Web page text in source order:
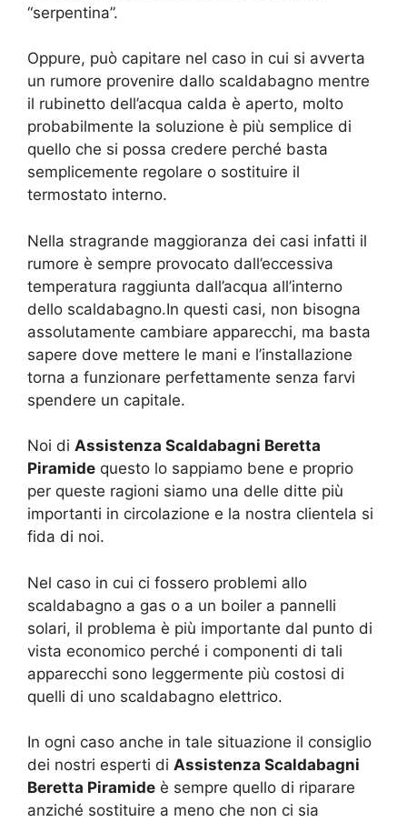
“serpentina”.
Oppure, può capitare nel caso in cui si avverta
un rumore provenire dallo scaldabagno mentre
il rubinetto dell’acqua calda è aperto, molto
probabilmente la soluzione è più semplice di
quello che si possa credere perché basta
semplicemente regolare o sostituire il
termostato interno.
Nella stragrande maggioranza dei casi infatti il
rumore è sempre provocato dall’eccessiva
temperatura raggiunta dall’acqua all’interno
dello scaldabagno.In questi casi, non bisogna
assolutamente cambiare apparecchi, ma basta
sapere dove mettere le mani e l’installazione
torna a funzionare perfettamente senza farvi
spendere un capitale.
Noi di Assistenza Scaldabagni Beretta
Piramide questo lo sappiamo bene e proprio
per queste ragioni siamo una delle ditte più
importanti in circolazione e la nostra clientela si
fida di noi.
Nel caso in cui ci fossero problemi allo
scaldabagno a gas o a un boiler a pannelli
solari, il problema è più importante dal punto di
vista economico perché i componenti di tali
apparecchi sono leggermente più costosi di
quelli di uno scaldabagno elettrico.
In ogni caso anche in tale situazione il consiglio
dei nostri esperti di Assistenza Scaldabagni
Beretta Piramide è sempre quello di riparare
anziché sostituire a meno che non ci sia